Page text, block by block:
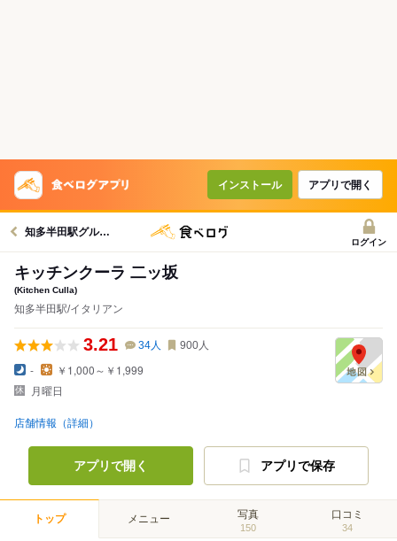
インストール アプリで開く
知多半田駅グルメへ
ログイン
キッチンクーラ 二ッ坂
(Kitchen Culla)
知多半田駅/イタリアン
3.21 34人 900人
-
￥1,000～￥1,999
月曜日
店舗情報（詳細）
アプリで開く アプリで保存
トップ メニュー 写真
150
口コミ
34